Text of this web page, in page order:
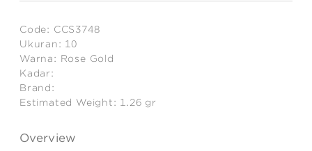
Code: CCS3748
Ukuran: 10
Warna: Rose Gold
Kadar:
Brand:
Estimated Weight: 1.26 gr
Overview